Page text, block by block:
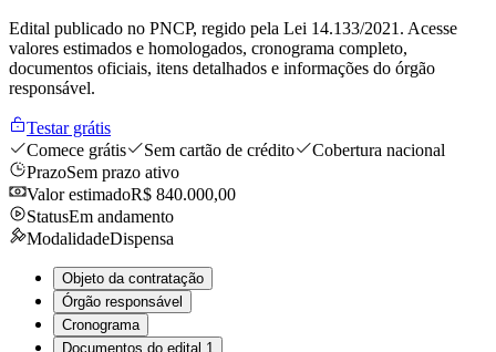
Edital publicado no PNCP, regido pela Lei 14.133/2021. Acesse
valores estimados e homologados, cronograma completo,
documentos oficiais, itens detalhados e informações do órgão
responsável.
Testar grátis
Comece grátis
Sem cartão de crédito
Cobertura nacional
PrazoSem prazo ativo
Valor estimadoR$ 840.000,00
StatusEm andamento
ModalidadeDispensa
Objeto da contratação
Órgão responsável
Cronograma
Documentos do edital 1